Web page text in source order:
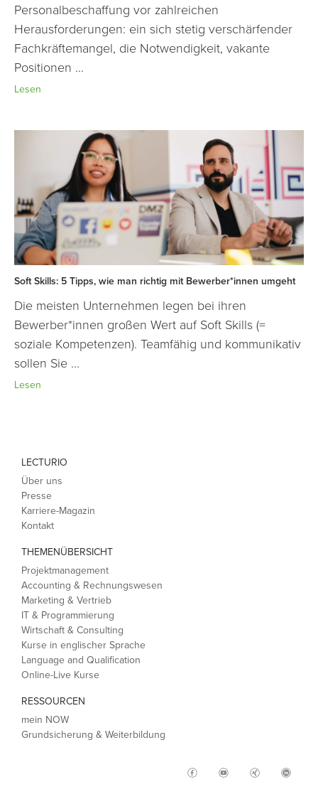
Personalbeschaffung vor zahlreichen
Herausforderungen: ein sich stetig verschärfender
Fachkräftemangel, die Notwendigkeit, vakante
Positionen ...
Lesen
Soft Skills: 5 Tipps, wie man richtig mit Bewerber*innen umgeht
Die meisten Unternehmen legen bei ihren
Bewerber*innen großen Wert auf Soft Skills (=
soziale Kompetenzen). Teamfähig und kommunikativ
sollen Sie ...
Lesen
LECTURIO
Über uns
Presse
Karriere-Magazin
Kontakt
THEMENÜBERSICHT
Projektmanagement
Accounting & Rechnungswesen
Marketing & Vertrieb
IT & Programmierung
Wirtschaft & Consulting
Kurse in englischer Sprache
Language and Qualification
Online-Live Kurse
RESSOURCEN
mein NOW
Grundsicherung & Weiterbildung